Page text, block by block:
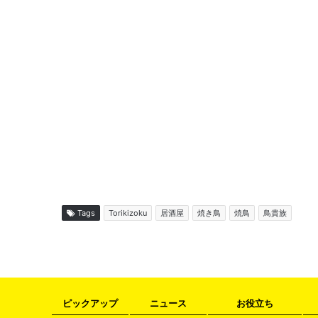
Tags Torikizoku 居酒屋 焼き鳥 焼鳥 鳥貴族
ピックアップ ニュース お役立ち